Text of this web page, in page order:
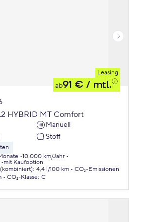
Leasing
ab91 € / mtl.
HYBRID MT Comfort
Manuell
Stoff
10.000 km/Jahr
mit Kaufoption
: 4,4 l/100 km
CO₂-Emissionen
CO₂-Klasse: C